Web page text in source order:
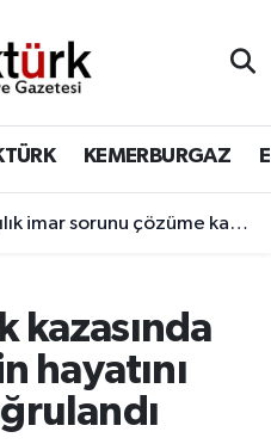
KEMERBURGAZ
sorunu çözüme kavuşuyor
kazasında
hayatını
Haritası
ve Fikstür